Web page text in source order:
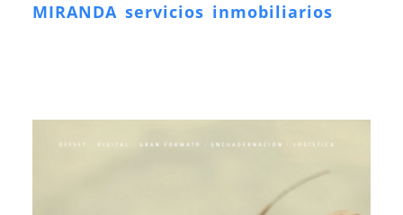
MIRANDA servicios inmobiliarios